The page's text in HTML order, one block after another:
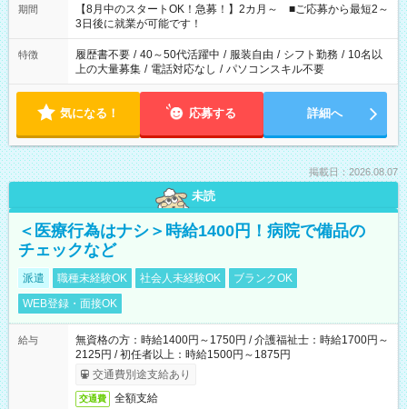
「できれば残業はしたくない」 など、ご希望を教えてください
ね。 ※Wワーク希望の方へ 今ご覧のお仕事で希望する勤務時間
と、もう1つのお仕事の勤務時間。 合計で週40時間を超える場
合は応募できません。
期間
【8月中のスタートOK！急募！】2カ月～ ■ご応募から最短2～
3日後に就業が可能です！
特徴 履歴書不要 / 40～50代活躍中 / 服装自由 / シフト勤務 / 10名以
上の大量募集 / 電話対応なし / パソコンスキル不要
気になる！ 応募する 詳細へ
掲載日：2026.08.07
未読
＜医療行為はナシ＞時給1400円！病院で備品の
チェックなど
派遣 職種未経験OK 社会人未経験OK
ブランクOK
WEB登録・面接OK
給与
無資格の方：時給1400円～1750円 / 介護福祉士：時給1700円～
2125円 / 初任者以上：時給1500円～1875円
交通費別途支給あり
交通費 全額支給